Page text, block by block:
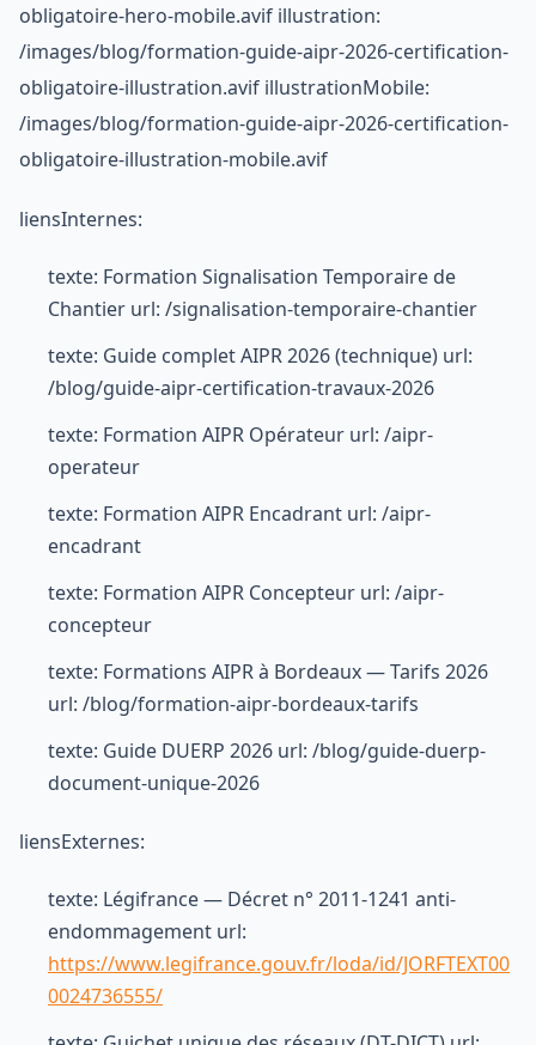
obligatoire-hero-mobile.avif illustration:
/images/blog/formation-guide-aipr-2026-certification-
obligatoire-illustration.avif illustrationMobile:
/images/blog/formation-guide-aipr-2026-certification-
obligatoire-illustration-mobile.avif
liensInternes:
texte: Formation Signalisation Temporaire de
Chantier url: /signalisation-temporaire-chantier
texte: Guide complet AIPR 2026 (technique) url:
/blog/guide-aipr-certification-travaux-2026
texte: Formation AIPR Opérateur url: /aipr-
operateur
texte: Formation AIPR Encadrant url: /aipr-
encadrant
texte: Formation AIPR Concepteur url: /aipr-
concepteur
texte: Formations AIPR à Bordeaux — Tarifs 2026
url: /blog/formation-aipr-bordeaux-tarifs
texte: Guide DUERP 2026 url: /blog/guide-duerp-
document-unique-2026
liensExternes:
texte: Légifrance — Décret n° 2011-1241 anti-
endommagement url:
https://www.legifrance.gouv.fr/loda/id/JORFTEXT00
0024736555/